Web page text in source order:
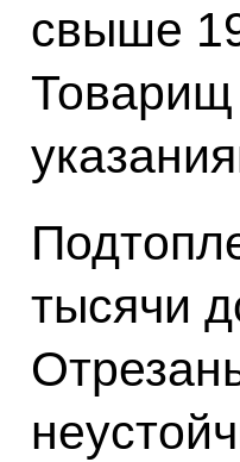
свыше
Товарищ
тысячи